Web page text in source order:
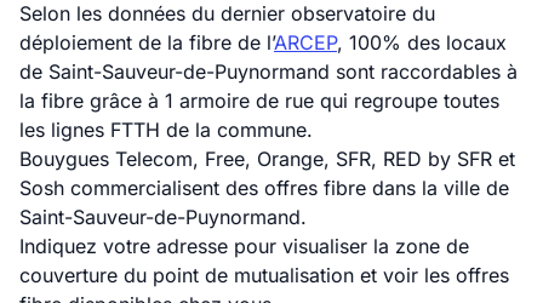
Selon les données du dernier observatoire du
déploiement de la fibre de l’ARCEP, 100% des locaux
de Saint-Sauveur-de-Puynormand sont raccordables à
la fibre grâce à 1 armoire de rue qui regroupe toutes
les lignes FTTH de la commune.
Bouygues Telecom, Free, Orange, SFR, RED by SFR et
Sosh commercialisent des offres fibre dans la ville de
Saint-Sauveur-de-Puynormand.
Indiquez votre adresse pour visualiser la zone de
couverture du point de mutualisation et voir les offres